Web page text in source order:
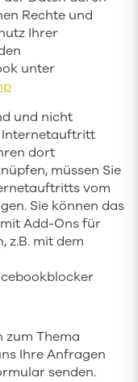
Rechte und
Ihrer
unter
und nicht
Internetauftritt
dort
müssen Sie
vom
Sie können das
Add-Ons für
z.B. mit dem
zum Thema
Ihre Anfragen
senden.